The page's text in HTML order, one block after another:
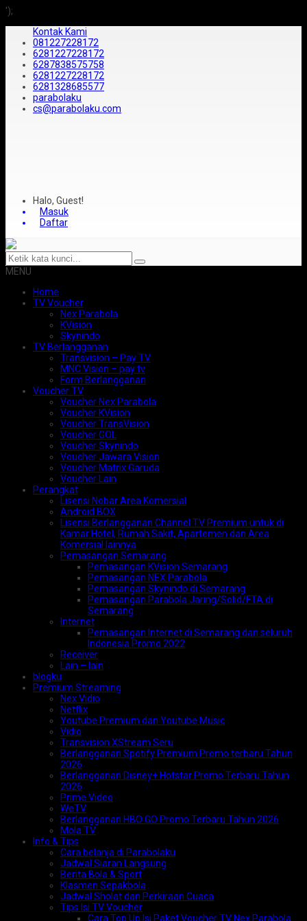
');
Kontak Kami
081227228172
6281227228172
6287838575758
6281227228172
6281328685577
parabolaku
cs@parabolaku.com
Halo, Guest!
Masuk
Daftar
MENU
Home
TV Voucher
Nex Parabola
KVision
Skynindo
TV Berlangganan
Transvision – Pay TV
MNC Vision – pay tv
Form Berlangganan
Voucher TV
Voucher Nex Parabola
Voucher KVision
Voucher TransVision
Voucher GOL
Voucher Skynindo
Voucher Jawara Vision
Voucher Matrix Garuda
Voucher Lain
Perangkat
Lisensi Nobar Area Komersial
Android BOX
Lisensi Berlangganan Channel TV Premium untuk di
Kamar Hotel, Rumah Sakit, Apartemen dan Area
Komersial lainnya
Pemasangan Semarang
Pemasangan KVision Semarang
Pemasangan NEX Parabola
Pemasangan Skynindo di Semarang
Pemasangan Parabola Jaring/Solid/FTA di
Semarang
Internet
Pemasangan Internet di Semarang dan seluruh
Indonesia Promo 2022
Receiver
Lain – lain
blogku
Premium Streaming
Nex Vidio
Netflix
Youtube Premium dan Youtube Music
Vidio
Transvision XStream Seru
Berlangganan Spotify Premium Promo terbaru Tahun
2026
Berlangganan Disney+ Hotstar Promo Terbaru Tahun
2026
Prime Video
WeTV
Berlangganan HBO GO Promo Terbaru Tahun 2026
Mola TV
Info & Tips
Cara belanja di Parabolaku
Jadwal Siaran Langsung
Berita Bola & Sport
Klasmen Sepakbola
Jadwal Sholat dan Perkiraan Cuaca
Tips Isi TV Voucher
Cara Top Up Isi Paket Voucher TV Nex Parabola